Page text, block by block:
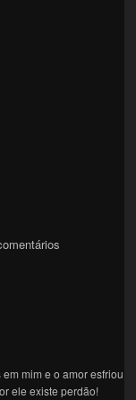
mim e o amor esfriou
ele existe perdão!